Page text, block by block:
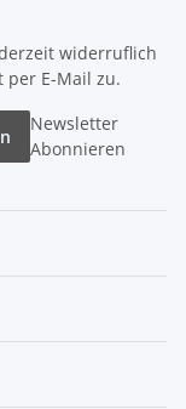
widerruflich
E-Mail zu.
Newsletter
Abonnieren